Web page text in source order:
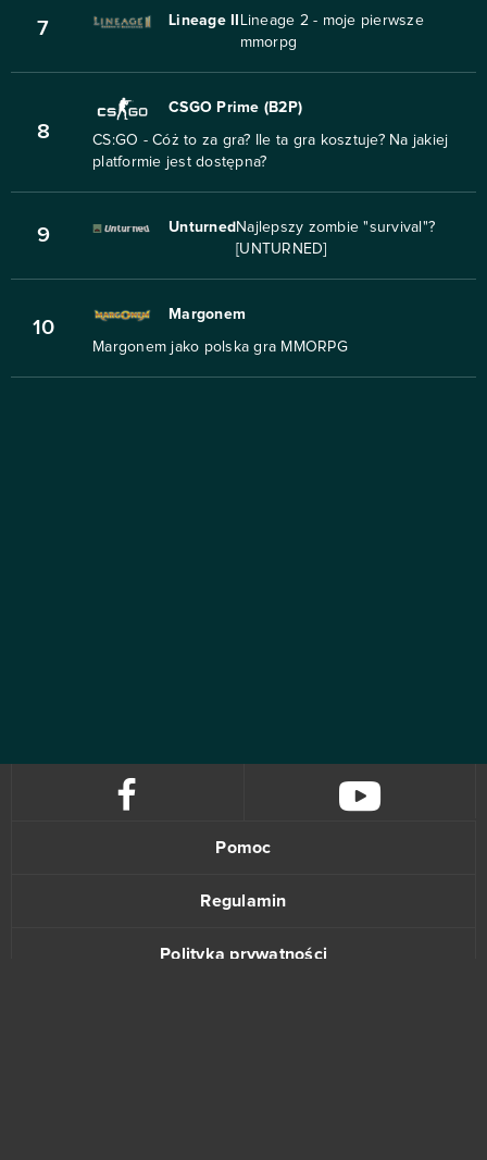
7 Lineage II
Lineage 2 - moje pierwsze
mmorpg
8
CSGO Prime (B2P)
CS:GO - Cóż to za gra? Ile ta gra kosztuje? Na jakiej
platformie jest dostępna?
9 Unturned Najlepszy zombie "survival"?
[UNTURNED]
10
Margonem
Margonem jako polska gra MMORPG
Pomoc
Regulamin
Polityka prywatności